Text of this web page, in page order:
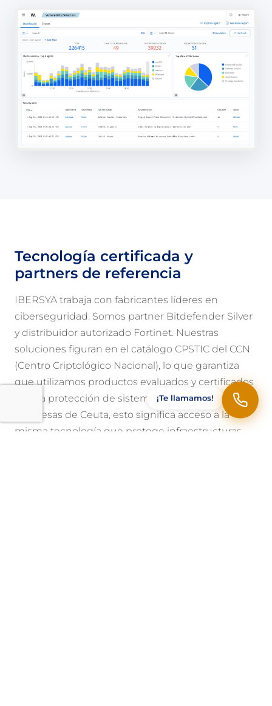
Tecnología certificada y
partners de referencia
IBERSYA trabaja con fabricantes líderes en
ciberseguridad. Somos partner Bitdefender Silver
y distribuidor autorizado Fortinet. Nuestras
soluciones figuran en el catálogo CPSTIC del CCN
(Centro Criptológico Nacional), lo que garantiza
que utilizamos productos evaluados y certificados
para la protección de sistemas en España. Para las
empresas de Ceuta, esto significa acceso a la
misma tecnología que protege infraestructuras
¡Te llamamos!